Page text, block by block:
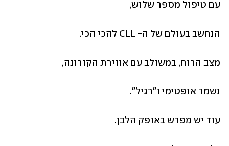
עם טיפול מספר שלוש,
הנחשב בעולם של ה- CLL להכי הכי.
מצב הרוח, במשולב עם אווירת הקורונה,
נשמר אופטימי ו"רגיל".
עוד יש מפרש באופק הלבן.